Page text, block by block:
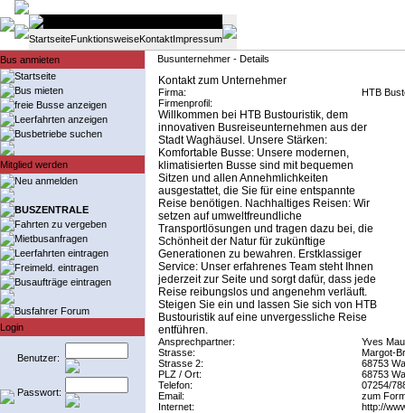
StartseiteFunktionsweiseKontaktImpressum
Bus anmieten
Startseite
Bus mieten
freie Busse anzeigen
Leerfahrten anzeigen
Busbetriebe suchen
Mitglied werden
Neu anmelden
BUSZENTRALE
Fahrten zu vergeben
Mietbusanfragen
Leerfahrten eintragen
Freimeld. eintragen
Busaufträge eintragen
Busfahrer Forum
Login
Benutzer:
Passwort:
Busunternehmer - Details
Kontakt zum Unternehmer
Firma:
HTB
Firmenprofil:
Willkommen bei HTB Bustouristik, dem
innovativen Busreiseunternehmen aus der
Stadt Waghäusel. Unsere Stärken:
Komfortable Busse: Unsere modernen,
klimatisierten Busse sind mit bequemen
Sitzen und allen Annehmlichkeiten
ausgestattet, die Sie für eine entspannte
Reise benötigen. Nachhaltiges Reisen: Wir
setzen auf umweltfreundliche
Transportlösungen und tragen dazu bei, die
Schönheit der Natur für zukünftige
Generationen zu bewahren. Erstklassiger
Service: Unser erfahrenes Team steht Ihnen
jederzeit zur Seite und sorgt dafür, dass jede
Reise reibungslos und angenehm verläuft.
Steigen Sie ein und lassen Sie sich von HTB
Bustouristik auf eine unvergessliche Reise
entführen.
Ansprechpartner:
Yves
Strasse:
Margot-
Strasse 2:
68753
PLZ / Ort:
68753
Telefon:
07254/
Email:
zum
Internet:
http://